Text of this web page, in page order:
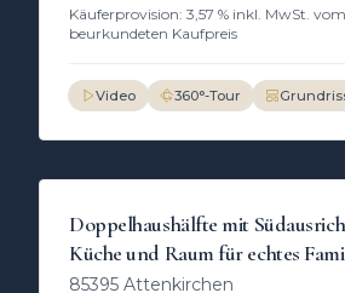
Käuferprovision: 3,57 % inkl. MwSt. vom
beurkundeten Kaufpreis
Video 360°-Tour
Doppelhaushälfte mit
Küche und Raum für echtes
85395 Attenkirchen